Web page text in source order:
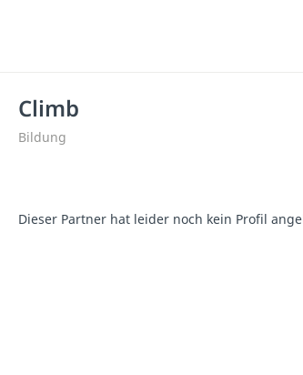
Climb
Bildung
Dieser Partner hat leider noch kein Profil